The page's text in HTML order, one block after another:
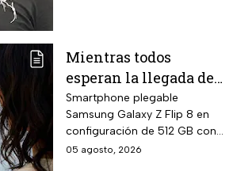
Mientras todos
esperan la llegada del
nuevo celular
Samsung Z Flip8 de
512GB, Liverpool
rebaja el valor de la
Smartphone plegable
Samsung Galaxy Z Flip 8 en
configuración de 512 GB con
pantalla principal Dynamic
05 agosto, 2026